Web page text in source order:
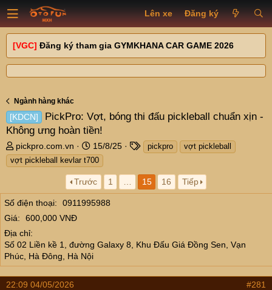
Lên xe Đăng ký
[VGC] Đăng ký tham gia GYMKHANA CAR GAME 2026
Ngành hàng khác
[KDCN]
PickPro: Vợt, bóng thi đấu pickleball chuẩn xịn -
Không ưng hoàn tiền!
T
h
r
a
d
s
a
r
t
r
pickpro.com.vn
N
g
à
y
g
ử
15/8/25
T
s
pickpro
vợt pickleball
vợt pickleball kevlar t700
Trước 1 15 16 Tiếp
Số điện thoại
0911995988
Giá
600,000 VNĐ
Địa chỉ
Số 02 Liền kề 1, đường Galaxy 8, Khu Đấu Giá Đồng Sen, Vạn
Phúc, Hà Đông, Hà Nội
22:09 04/05/2026 #281